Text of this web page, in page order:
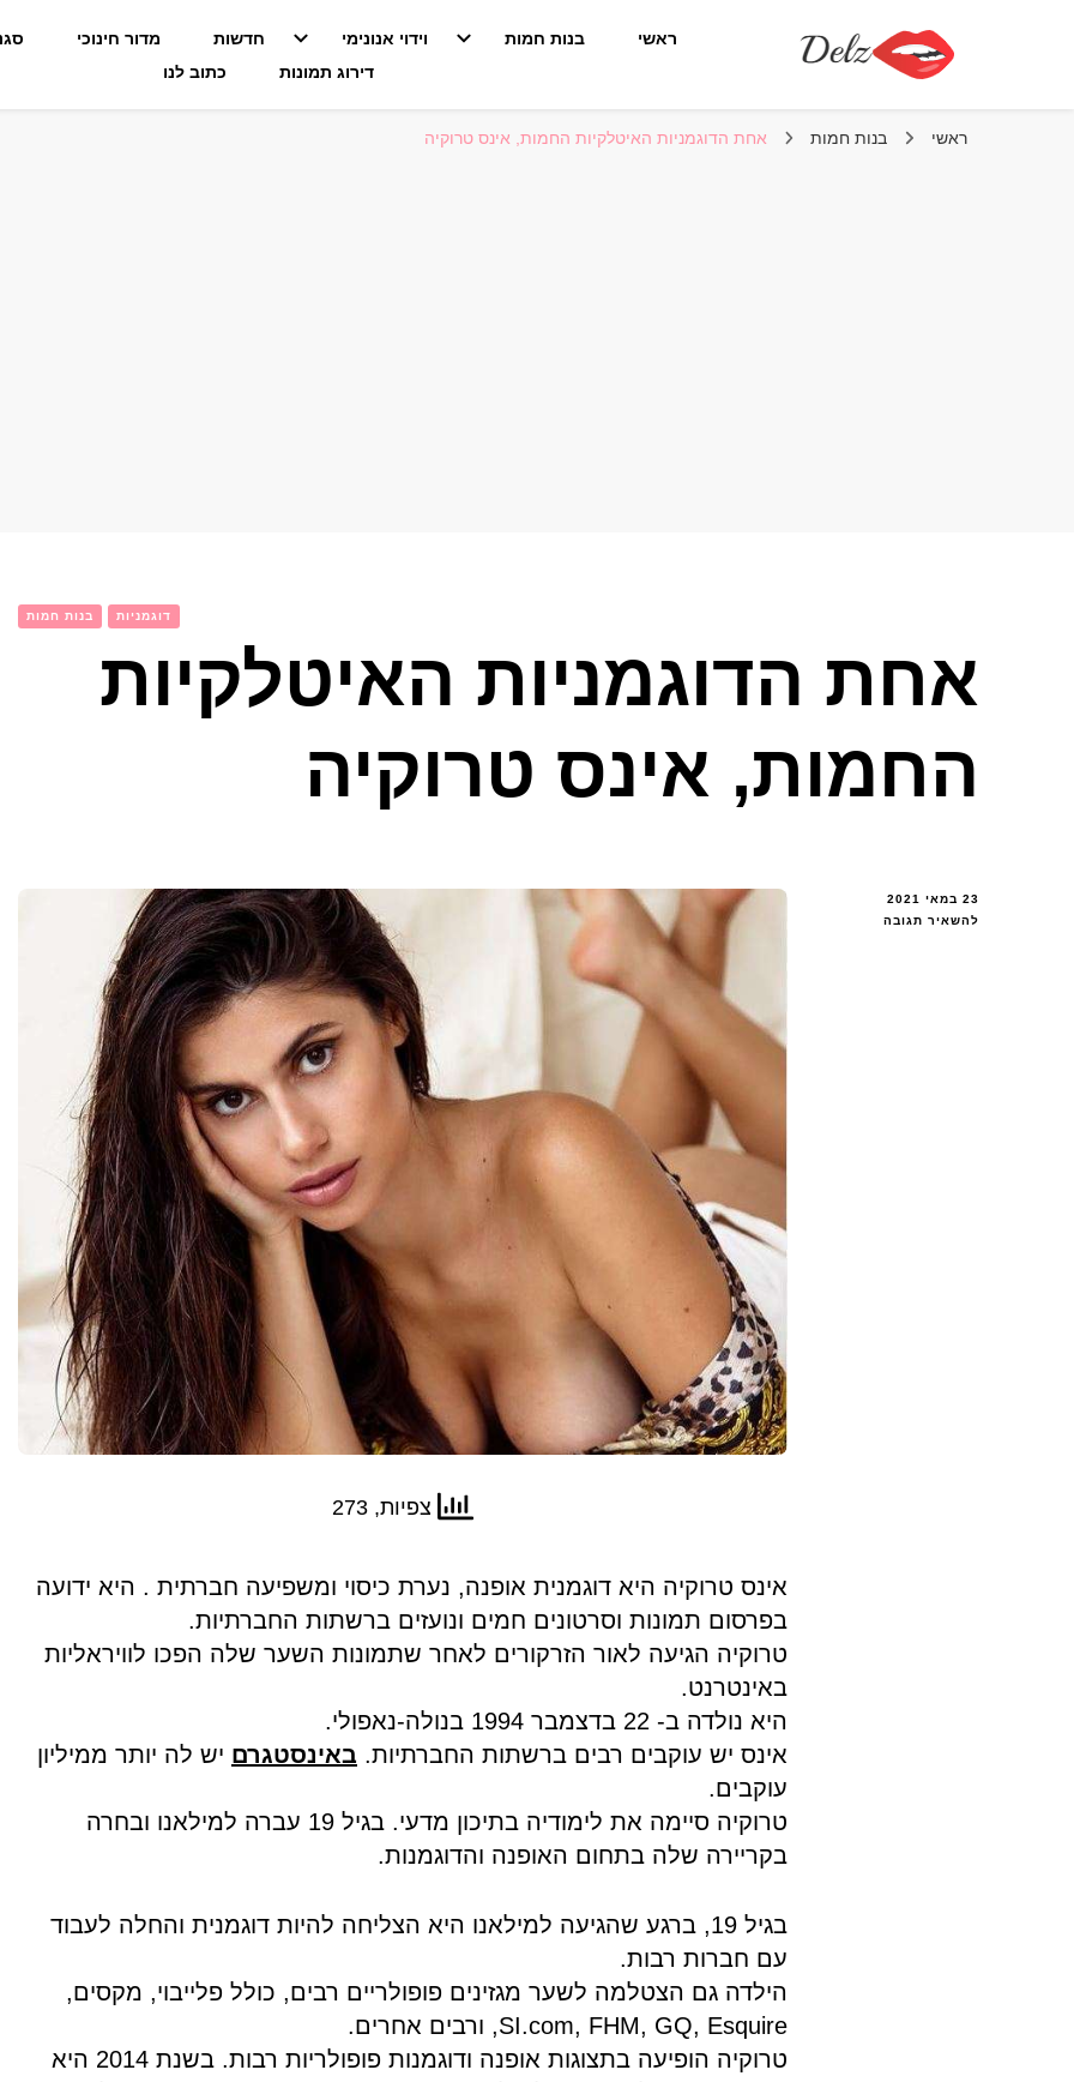
ראשי בנות חמות וידוי אנונימי חדשות מדור חינוכי
דירוג תמונות
כתוב לנו
ראשי בנות חמות אחת הדוגמניות האיטלקיות החמות, אינס טרוקיה
בנות חמות דוגמניות
אחת הדוגמניות האיטלקיות
החמות, אינס טרוקיה
23 במאי 2021
להשאיר תגובהבנושא
צפיות, 273
אינס טרוקיה היא דוגמנית אופנה, נערת כיסוי ומשפיעה חברתית . היא ידועה
בפרסום תמונות וסרטונים חמים ונועזים ברשתות החברתיות.
טרוקיה הגיעה לאור הזרקורים לאחר שתמונות השער שלה הפכו לוויראליות
באינטרנט.
היא נולדה ב- 22 בדצמבר 1994 בנולה-נאפולי.
אינס יש ​​עוקבים רבים ברשתות החברתיות. באינסטגרם יש לה יותר ממיליון
עוקבים.
טרוקיה סיימה את לימודיה בתיכון מדעי. בגיל 19 עברה למילאנו ובחרה
בקריירה שלה בתחום האופנה והדוגמנות.
בגיל 19, ברגע שהגיעה למילאנו היא הצליחה להיות דוגמנית והחלה לעבוד
עם חברות רבות.
הילדה גם הצטלמה לשער מגזינים פופולריים רבים, כולל פלייבוי, מקסים,
SI.com, FHM, GQ, Esquire, ורבים אחרים.
טרוקיה הופיעה בתצוגות אופנה ודוגמנות פופולריות רבות. בשנת 2014 היא